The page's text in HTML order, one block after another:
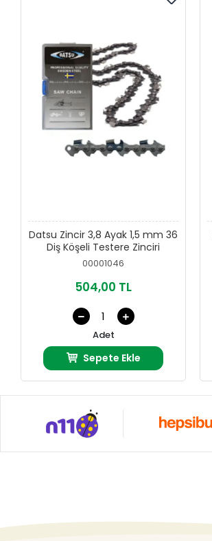
Datsu Zincir 3,8 Ayak 1,5 mm 36
Diş Köşeli Testere Zinciri
00001046
504,00 TL
Adet
Sepete Ekle